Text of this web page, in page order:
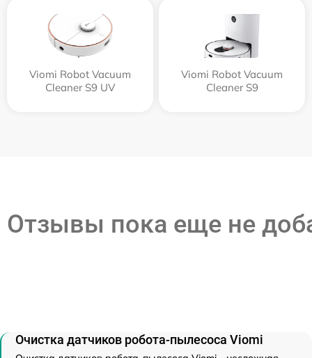
Viomi Robot Vacuum
Cleaner S9 UV
Viomi Robot Vacuum
Cleaner S9
Отзывы пока еще не
Очистка датчиков робота-пылесоса Viomi